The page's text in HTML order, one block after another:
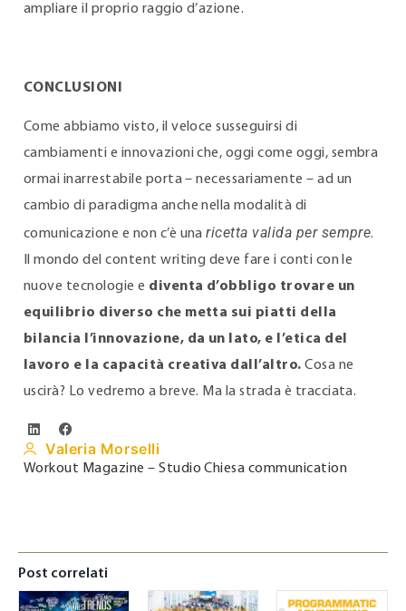
ampliare il proprio raggio d’azione.
CONCLUSIONI
Come abbiamo visto, il veloce susseguirsi di
cambiamenti e innovazioni che, oggi come oggi, sembra
ormai inarrestabile porta – necessariamente – ad un
cambio di paradigma anche nella modalità di
comunicazione e non c’è unaricetta valida per sempre.
Il mondo del content writing deve fare i conti con le
nuove tecnologie e diventa d’obbligo trovare un
equilibrio diverso che metta sui piatti della
bilancia l’innovazione, da un lato, e l’etica del
lavoro e la capacità creativa dall’altro.Cosa ne
uscirà? Lo vedremo a breve. Ma la strada è tracciata.
Valeria Morselli
Workout Magazine – Studio Chiesa communication
Post correlati